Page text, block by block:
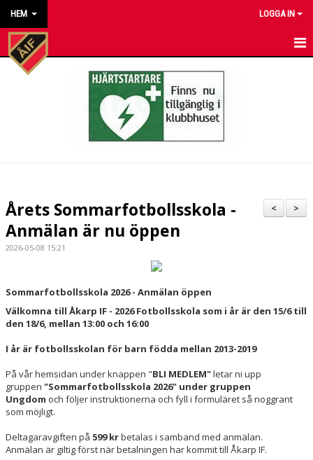
HEM LOGGA IN
HEM
KONTAKT ÅKARP IF
OM FÖRENINGEN
BESTÄLL VÅRA KLUBBKLÄDER
>
<
Årets Sommarfotbollsskola -
Anmälan är nu öppen
2026-05-08 15:21
Sommarfotbollsskola 2026 - Anmälan öppen
Välkomna till Åkarp IF - 2026 Fotbollsskola som i år är den 15/6 till
den 18/6, mellan 13:00 och 16:00
I år är fotbollsskolan för barn födda mellan 2013-2019
På vår hemsidan under knappen "BLI MEDLEM"letar ni upp
gruppen "Sommarfotbollsskola 2026" under gruppen
Ungdom och följer instruktionerna och fyll i formuläret så noggrant
som möjligt.
Deltagaravgiften på 599 krbetalas i samband med anmälan.
Anmälan är giltig först när betalningen har kommit till Åkarp IF.